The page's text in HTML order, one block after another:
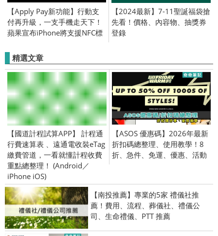
【Apply Pay新功能】行動支
付再升級，一支手機走天下！
蘋果宣布iPhone將支援NFC標
【2024最新】7-11聖誕福袋搶
先看！價格、內容物、抽獎券
登錄
精選文章
【國道計程試算APP】 計程通
行費速算表 、遠通電收裝eTag
繳費管道，一看就懂計程收費
重點總整理！ (Android／
iPhone iOS)
【ASOS 優惠碼】2026年最新
折扣碼總整理、使用教學！8
折、急件、免運、優惠、活動
【南投推薦】專業的5家 禮儀社推
薦！費用、流程、葬儀社、禮儀公
司、生命禮儀、PTT 推薦